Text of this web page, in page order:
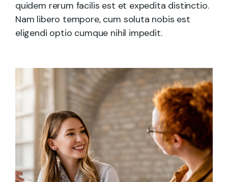
quidem rerum facilis est et expedita distinctio.
Nam libero tempore, cum soluta nobis est
eligendi optio cumque nihil impedit.